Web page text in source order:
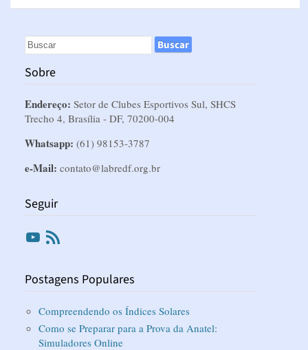
Sobre
Endereço: Setor de Clubes Esportivos Sul, SHCS
Trecho 4, Brasília - DF, 70200-004
Whatsapp: (61) 98153-3787
e-Mail: contato@labredf.org.br
Seguir
Youtube
Postagens Populares
Compreendendo os Índices Solares
Como se Preparar para a Prova da Anatel:
Simuladores Online